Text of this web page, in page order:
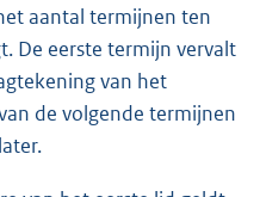
aantal termijnen ten
De eerste termijn vervalt
van het
de volgende termijnen